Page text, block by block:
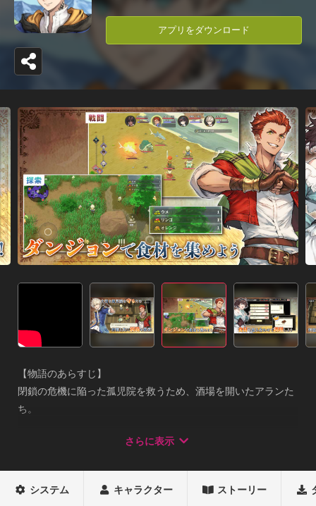
アプリをダウンロード
【物語のあらすじ】
閉鎖の危機に陥った孤児院を救うため、酒場を開いたアランた
ち。
さらに表示
システム キャラクター ストーリー